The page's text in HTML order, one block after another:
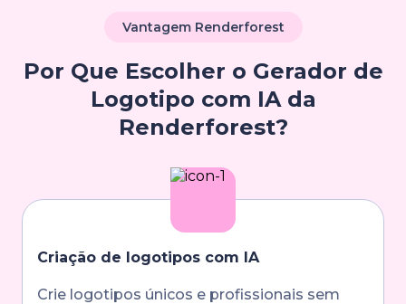
Vantagem Renderforest
Por Que Escolher o Gerador de
Logotipo com IA da
Renderforest?
Criação de logotipos com IA
Crie logotipos únicos e profissionais sem